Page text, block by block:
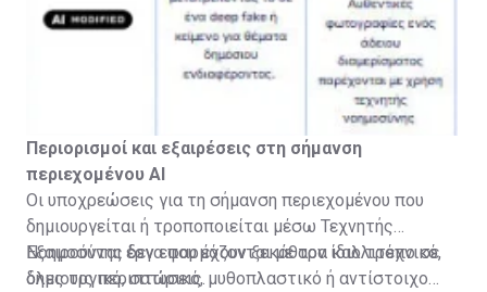
Περιορισμοί και εξαιρέσεις στη σήμανση
περιεχομένου ΑΙ
Οι υποχρεώσεις για τη σήμανση περιεχομένου που
δημιουργείται ή τροποποιείται μέσω Τεχνητής
Νοημοσύνης δεν εφαρμόζονται με τον ίδιο τρόπο σε
όλες τις περιπτώσεις.
Εξαιρούνται έργα που έχουν ξεκάθαρα καλλιτεχνικό,
δημιουργικό, σατιρικό, μυθοπλαστικό ή αντίστοιχο